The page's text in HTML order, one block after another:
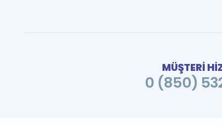
MÜŞTERİ
0 (850)